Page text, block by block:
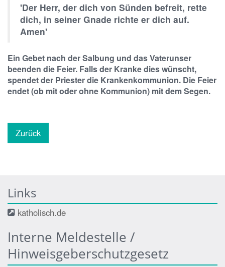
'Der Herr, der dich von Sünden befreit, rette
dich, in seiner Gnade richte er dich auf.
Amen'
Ein Gebet nach der Salbung und das Vaterunser
beenden die Feier. Falls der Kranke dies wünscht,
spendet der Priester die Krankenkommunion. Die Feier
endet (ob mit oder ohne Kommunion) mit dem Segen.
Zurück
Links
katholisch.de
Interne Meldestelle /
Hinweisgeberschutzgesetz